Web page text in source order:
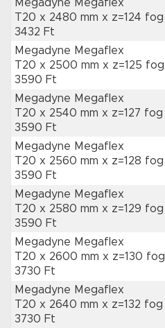
Megadyne Megaflex
T20 x 2480 mm x z=124 fog
3432 Ft
Megadyne Megaflex
T20 x 2500 mm x z=125 fog
3590 Ft
Megadyne Megaflex
T20 x 2540 mm x z=127 fog
3590 Ft
Megadyne Megaflex
T20 x 2560 mm x z=128 fog
3590 Ft
Megadyne Megaflex
T20 x 2580 mm x z=129 fog
3590 Ft
Megadyne Megaflex
T20 x 2600 mm x z=130 fog
3730 Ft
Megadyne Megaflex
T20 x 2640 mm x z=132 fog
3730 Ft